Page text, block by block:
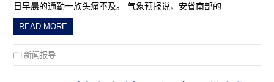
日早晨的通勤一族头痛不及。 气象预报说，安省南部的…
READ MORE
新闻报导